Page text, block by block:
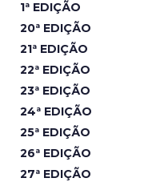
1ª EDIÇÃO
20ª EDIÇÃO
21ª EDIÇÃO
22ª EDIÇÃO
23ª EDIÇÃO
24ª EDIÇÃO
25ª EDIÇÃO
26ª EDIÇÃO
27ª EDIÇÃO